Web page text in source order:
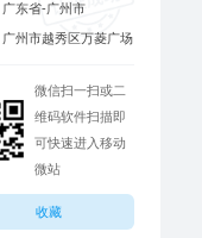
广东省-广州市
广州市越秀区万菱广场
微站
收藏